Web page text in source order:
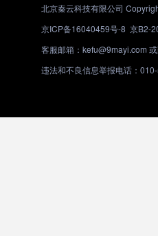
北京秦云科技有限公司
京ICP备16040459号-8 京B2-
客服邮箱：kefu@9mayi.com
违法和不良信息举报电话：